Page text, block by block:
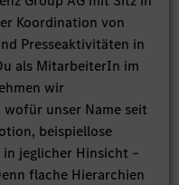
Koordination von
Presseaktivitäten in
als MitarbeiterIn im
wir
unser Name seit
beispiellose
jeglicher Hinsicht –
flache Hierarchien